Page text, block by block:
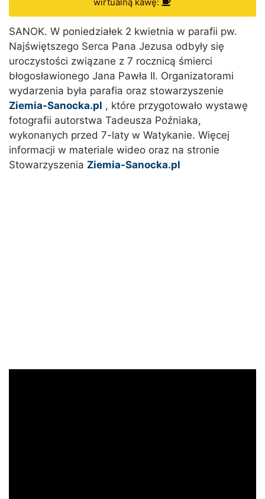
SANOK. W poniedziałek 2 kwietnia w parafii pw.
Najświętszego Serca Pana Jezusa odbyły się
uroczystości związane z 7 rocznicą śmierci
błogosławionego Jana Pawła II. Organizatorami
wydarzenia była parafia oraz stowarzyszenie
Ziemia-Sanocka.pl , które przygotowało wystawę
fotografii autorstwa Tadeusza Poźniaka,
wykonanych przed 7-laty w Watykanie. Więcej
informacji w materiale wideo oraz na stronie
Stowarzyszenia Ziemia-Sanocka.pl